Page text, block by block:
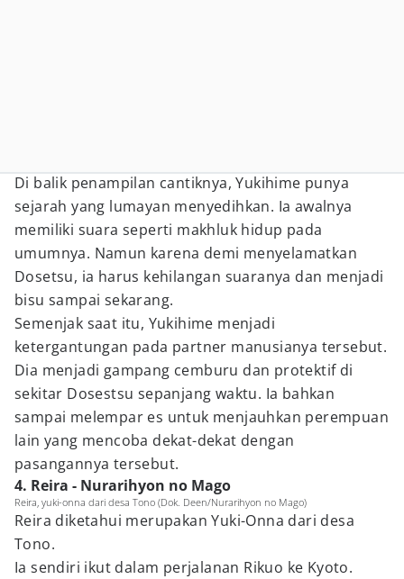
Di balik penampilan cantiknya, Yukihime punya
sejarah yang lumayan menyedihkan. Ia awalnya
memiliki suara seperti makhluk hidup pada
umumnya. Namun karena demi menyelamatkan
Dosetsu, ia harus kehilangan suaranya dan menjadi
bisu sampai sekarang.
Semenjak saat itu, Yukihime menjadi
ketergantungan pada partner manusianya tersebut.
Dia menjadi gampang cemburu dan protektif di
sekitar Dosestsu sepanjang waktu. Ia bahkan
sampai melempar es untuk menjauhkan perempuan
lain yang mencoba dekat-dekat dengan
pasangannya tersebut.
4. Reira - Nurarihyon no Mago
Reira, yuki-onna dari desa Tono (Dok. Deen/Nurarihyon no Mago)
Reira diketahui merupakan Yuki-Onna dari desa
Tono.
Ia sendiri ikut dalam perjalanan Rikuo ke Kyoto.